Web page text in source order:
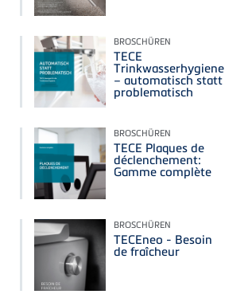
BROSCHÜREN
TECE
Trinkwasserhygiene
– automatisch statt
problematisch
BROSCHÜREN
TECE Plaques de
déclenchement:
Gamme complète
BROSCHÜREN
TECEneo - Besoin
de fraîcheur